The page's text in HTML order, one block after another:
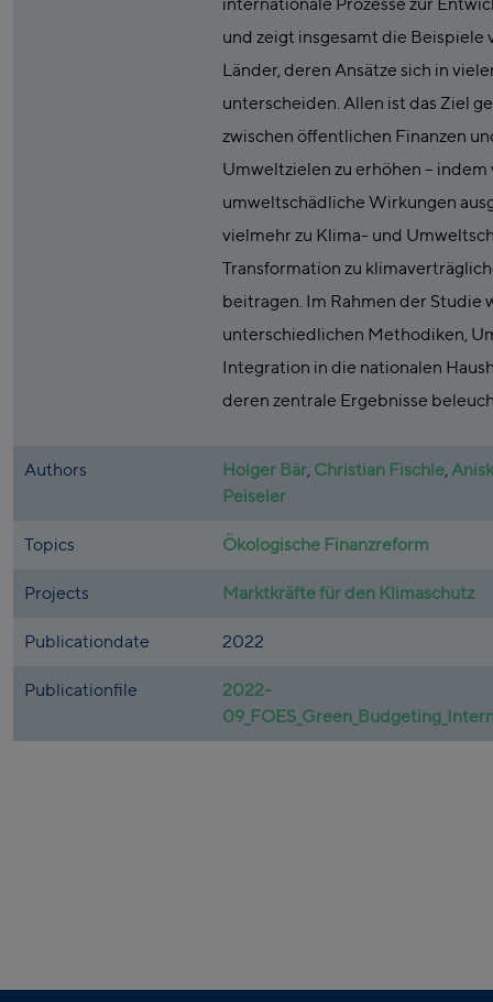
internationale Prozesse zur
und zeigt insgesamt die Beispiele
Länder, deren Ansätze sich in
unterscheiden. Allen ist das Ziel
zwischen öffentlichen Finanzen
Umweltzielen zu erhöhen –
umweltschädliche Wirkungen
vielmehr zu Klima- und
Transformation zu
beitragen. Im Rahmen der Studie
unterschiedlichen Methodiken,
Integration in die nationalen
deren zentrale Ergebnisse
Authors Holger Bär, Christian Fischle,
Peiseler
Topics Ökologische Finanzreform
Projects Marktkräfte für den Klimaschutz
Publicationdate 2022
Publicationfile
2022-